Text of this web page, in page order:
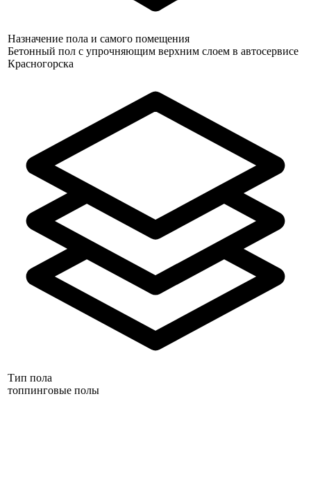
Назначение пола и самого помещения
Бетонный пол с упрочняющим верхним слоем в автосервисе
Красногорска
Тип пола
топпинговые полы